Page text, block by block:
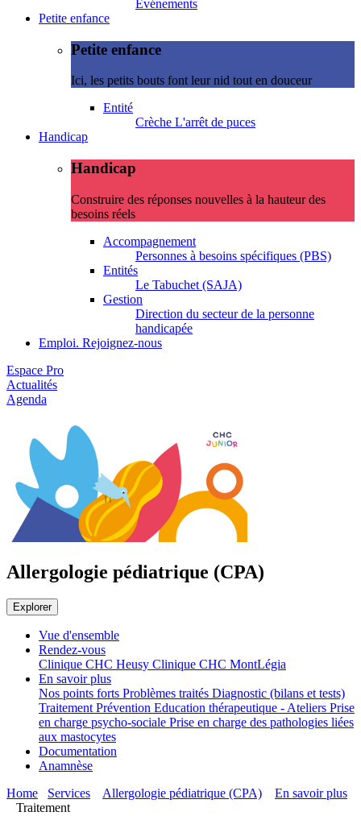
Evénements
Petite enfance
Petite enfance
Ici, les petits bouts font leur nid tout en douceur
Entité
Crèche L'arrêt de puces
Handicap
Handicap
Construire des réponses nouvelles à la hauteur des
besoins réels
Accompagnement
Personnes à besoins spécifiques (PBS)
Entités
Le Tabuchet (SAJA)
Gestion
Direction du secteur de la personne
handicapée
Emploi. Rejoignez-nous
Espace Pro
Actualités
Agenda
Allergologie pédiatrique (CPA)
Explorer
Vue d'ensemble
Rendez-vous
Clinique CHC Heusy Clinique CHC MontLégia
En savoir plus
Nos points forts Problèmes traités Diagnostic (bilans et tests)
TraitementPrévention Education thérapeutique - Ateliers Prise
en charge psycho-sociale Prise en charge des pathologies liées
aux mastocytes
Documentation
Anamnèse
Home
Services Allergologie pédiatrique (CPA)
En savoir plus
Traitement